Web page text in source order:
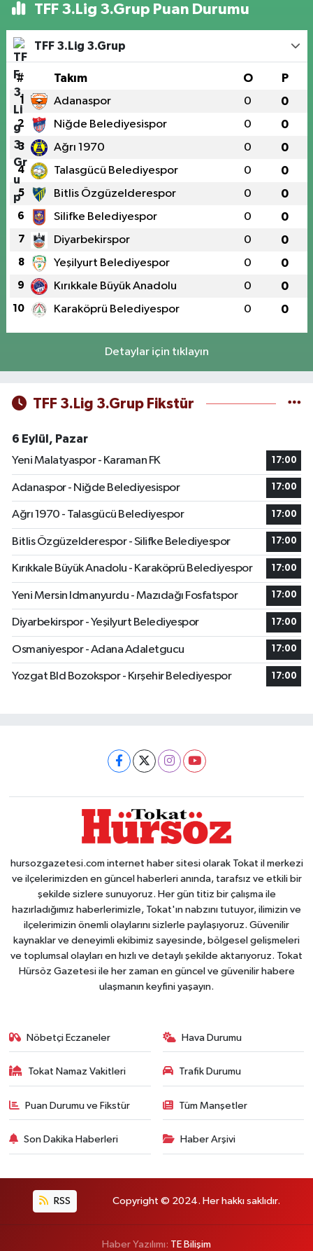
TFF 3.Lig 3.Grup Puan Durumu
TFF 3.Lig 3.Grup
# Takım O P
1 Adanaspor 0 0
2 Niğde Belediyesispor 0 0
3 Ağrı 1970 0 0
4 Talasgücü Belediyespor 0 0
5 Bitlis Özgüzelderespor 0 0
6 Silifke Belediyespor 0 0
7 Diyarbekirspor 0 0
8 Yeşilyurt Belediyespor 0 0
9 Kırıkkale Büyük Anadolu 0 0
10 Karaköprü Belediyespor 0 0
Detaylar için tıklayın
TFF 3.Lig 3.Grup Fikstür
6 Eylül, Pazar
Yeni Malatyaspor - Karaman FK
17:00
Adanaspor - Niğde Belediyesispor 17:00
Ağrı 1970 - Talasgücü Belediyespor 17:00
Bitlis Özgüzelderespor - Silifke Belediyespor 17:00
Kırıkkale Büyük Anadolu - Karaköprü Belediyespor 17:00
Yeni Mersin Idmanyurdu - Mazıdağı Fosfatspor 17:00
Diyarbekirspor - Yeşilyurt Belediyespor 17:00
Osmaniyespor - Adana Adaletgucu 17:00
Yozgat Bld Bozokspor - Kırşehir Belediyespor 17:00
hursozgazetesi.com internet haber sitesi olarak Tokat il merkezi
ve ilçelerimizden en güncel haberleri anında, tarafsız ve etkili bir
şekilde sizlere sunuyoruz. Her gün titiz bir çalışma ile
hazırladığımız haberlerimizle, Tokat'ın nabzını tutuyor, ilimizin ve
ilçelerimizin önemli olaylarını sizlerle paylaşıyoruz. Güvenilir
kaynaklar ve deneyimli ekibimiz sayesinde, bölgesel gelişmeleri
ve toplumsal olayları en hızlı ve detaylı şekilde aktarıyoruz. Tokat
Hürsöz Gazetesi ile her zaman en güncel ve güvenilir habere
ulaşmanın keyfini yaşayın.
Nöbetçi Eczaneler Hava Durumu
Tokat Namaz Vakitleri Trafik Durumu
Puan Durumu ve Fikstür Tüm Manşetler
Son Dakika Haberleri Haber Arşivi
RSS Copyright © 2024. Her hakkı saklıdır.
Haber Yazılımı: TE Bilişim